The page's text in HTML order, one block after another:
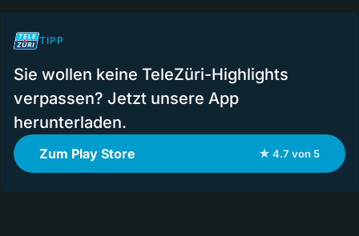
TIPP
Sie wollen keine TeleZüri-Highlights
verpassen? Jetzt unsere App
herunterladen.
Zum Play Store ★ 4.7 von 5